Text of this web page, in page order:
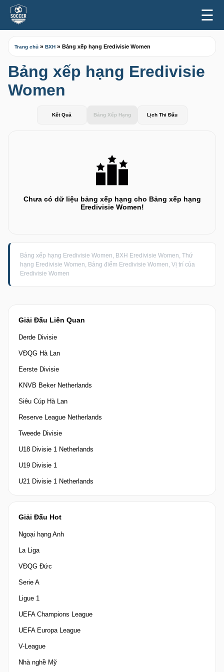
☰
Giải Đấu Liên Quan
Derde Divisie
VĐQG Hà Lan
Eerste Divisie
KNVB Beker Netherlands
Siêu Cúp Hà Lan
Reserve League Netherlands
Tweede Divisie
U18 Divisie 1 Netherlands
U19 Divisie 1
U21 Divisie 1 Netherlands
Giải Đấu Hot
Ngoại hạng Anh
La Liga
VĐQG Đức
Serie A
Ligue 1
UEFA Champions League
UEFA Europa League
V-League
Nhà nghề Mỹ
Trang chủ » BXH » Bảng xếp hạng Eredivisie Women
Bảng xếp hạng Eredivisie
Women
Kết Quả Bảng Xếp Hạng Lịch Thi Đấu
Chưa có dữ liệu bảng xếp hạng cho Bảng xếp hạng
Eredivisie Women!
Bảng xếp hạng Eredivisie Women, BXH Eredivisie Women, Thứ
hạng Eredivisie Women, Bảng điểm Eredivisie Women, Vị trí của
Eredivisie Women